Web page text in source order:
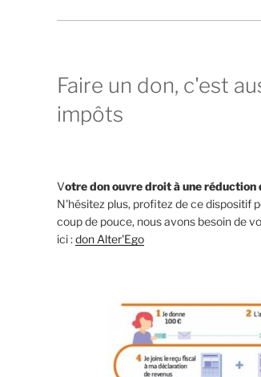
Faire un don, c'est
impôts
Votre don ouvre droit à une
N'hésitez plus, profitez de ce dispositif
coup de pouce, nous avons besoin de
ici :don Alter'Ego